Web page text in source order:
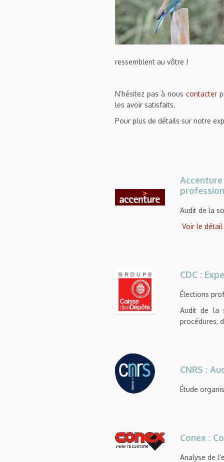
ressemblent au vôtre !
N’hésitez pas à nous contacter
les avoir satisfaits.
Pour plus de détails sur notre
Audit de la
Voir le
CDC :
Élections
Audit de la
procédures,
CNRS :
Étude
Conex :
Analyse de